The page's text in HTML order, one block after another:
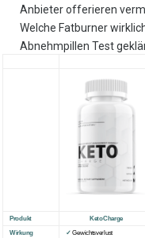
Anbieter offerieren
Welche Fatburner
Abnehmpillen Test
Produkt KetoCharge
Wirkung
✓Gewichtsverlust